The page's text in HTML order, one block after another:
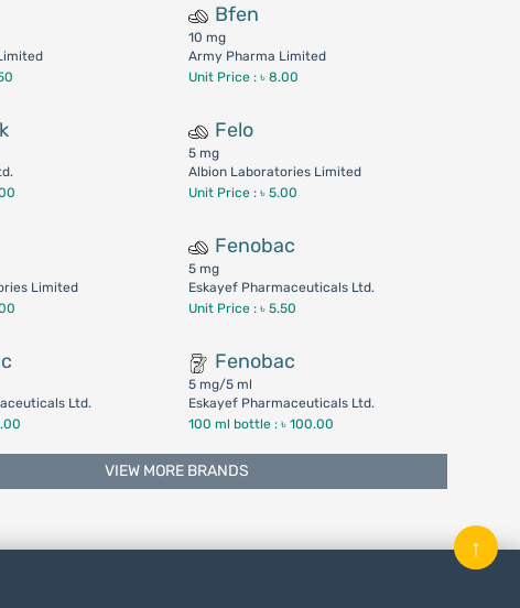
Bfen
10 mg
Army Pharma Limited
Unit Price : ৳ 8.00
Felo
5 mg
Albion Laboratories Limited
Unit Price : ৳ 5.00
Limited
Fenobac
5 mg
Eskayef Pharmaceuticals Ltd.
Unit Price : ৳ 5.50
Ltd.
Fenobac
5 mg/5 ml
Eskayef Pharmaceuticals Ltd.
100 ml bottle :৳ 100.00
VIEW MORE BRANDS
↑